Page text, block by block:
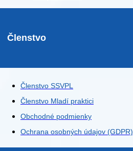
Členstvo
Členstvo SSVPL
Členstvo Mladí praktici
Obchodné podmienky
Ochrana osobných údajov (GDPR)